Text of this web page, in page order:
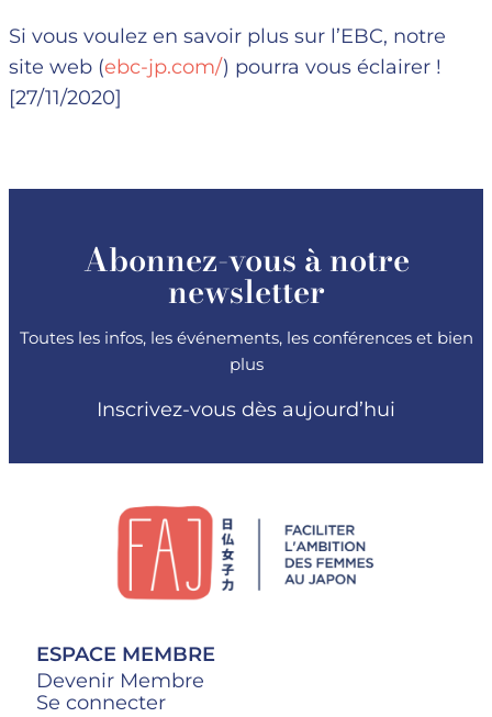
Si vous voulez en savoir plus sur l’EBC, notre
site web (ebc-jp.com/) pourra vous éclairer !
[27/11/2020]
Abonnez-vous à notre
newsletter
Toutes les infos, les événements, les conférences et bien
plus
Inscrivez-vous dès aujourd’hui
ESPACE MEMBRE
Devenir Membre
Se connecter